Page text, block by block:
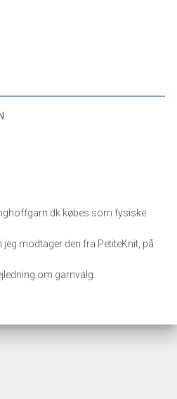
købes som fysiske
modtager den fra PetiteKnit, på
om garnvalg.